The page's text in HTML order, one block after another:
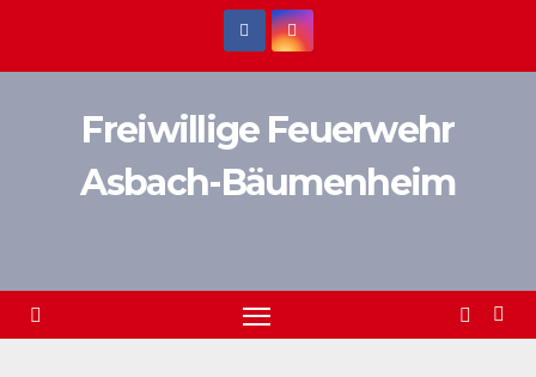
Freiwillige Feuerwehr
Asbach-Bäumenheim